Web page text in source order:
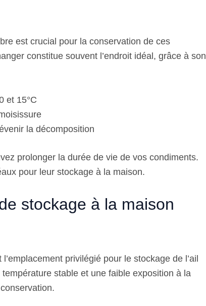
est crucial pour la conservation de ces
constitue souvent l’endroit idéal, grâce à son
et 15°C
la décomposition
prolonger la durée de vie de vos condiments.
pour leur stockage à la maison.
stockage à la maison
privilégié pour le stockage de l’ail
stable et une faible exposition à la